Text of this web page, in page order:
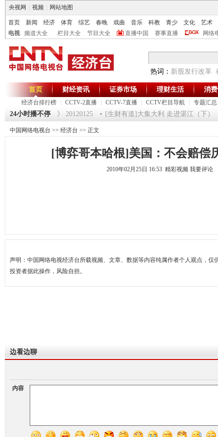
央视网 视频 网站地图
首页 新闻 经济 体育 综艺 春晚 戏曲 音乐 科教 青少 文化
艺术
电视
频道大全 栏目大全 节目大全 直播中国 赛事直播 网络
热词： 新股发行改革
首页
经济台排行榜 CCTV-2直播 CCTV-7直播 CCTV栏目导航 专题汇总
财经资讯 证券市场 理财生活 消
24小时播不停
《第一时间》 20120125 [生财有道]大集大利 走进湛江（下） （
中国网络电视台 >> 经济台 >> 正文
[博弈哥本哈根]美国：不会赔偿
2010年02月25日 16:53 精彩视频 我要评论
声明：中国网络电视经济台所载视频、文章、数据等内容纯属作者个人观点，仅
投资者据此操作，风险自担。
边看边聊
内容